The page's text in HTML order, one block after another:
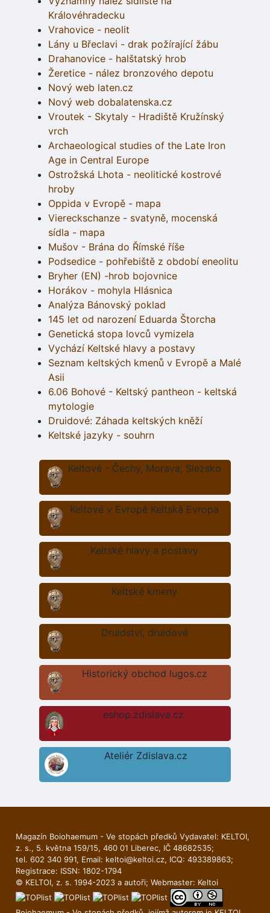
Královéhradecku
Vrahovice - neolit
Lány u Břeclavi - drak požírající žábu
Drahanovice - halštatský hrob
Žeretice - nález bronzového depotu
Nový web laten.cz
Nový web dobalatenska.cz
Vroutek - Skytaly - Hradiště Kružínský
vrch
Archaeological studies of the Late Iron
Age in Central Europe
Ostrožská Lhota - neolitické kostrové
hroby
Oppida v Evropě - mapa
Viereckschanze - svatyně, mocenská
sídla - mapa
Mušov - Brána do Římské říše
Podsedice - pohřebiště z období eneolitu
Bryher (EN) -hrob bojovnice
Horákov - mohyla Hlásnica
Analýza Bánovský poklad
145 let od narození Eduarda Štorcha
Genetická stopa lovců vymizela
Vychází Keltské hlavy a postavy
Seznam keltských kmenů v Evropě a Malé
Asii
6.06 Bohové - Keltský pantheon - keltská
mytologie
Druidové: Záhada keltských kněží
Keltské jazyky - souhrn
Keltové - Čechy, Morava, Slezsko
Keltové v Evropě Keltská Evropa
Keltské hlavy a postavy
Keltské kmeny
Druidství, druidové
Historický obchod lugos.cz
eshop.zdislava.cz
Ateliér Zdislava.cz
Magazín Boiohaemum - Ve stopách předků Vydavatel: KELTOI,
z. s., 5. května 159/15, 460 01 Liberec, IČ 48682535;
tel. 602 340 991, Email: keltoi@keltoi.cz, ICQ: 493389863;
Registrace: ISSN: 1802-1794
© KELTOI, z. s. 1994-2023 a autoři; Webmaster: Keltoi